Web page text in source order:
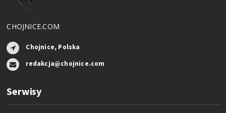
CHOJNICE.COM
Chojnice, Polska
redakcja@chojnice.com
Serwisy